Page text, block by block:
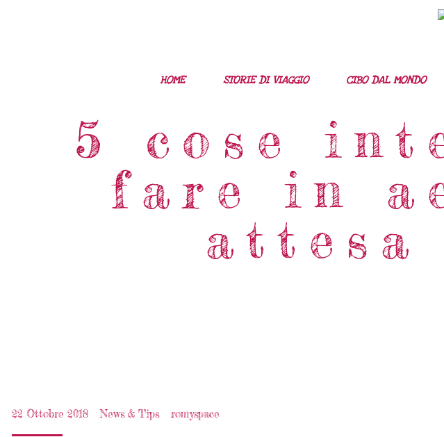
HOME STORIE DI VIAGGIO CIBO DAL MONDO
5 cose
fare in
attesa
Cibo Dal
Viaggia Con
News & Tips
Chi Siamo
Contatti
22 Ottobre 2018 News & Tips romyspace